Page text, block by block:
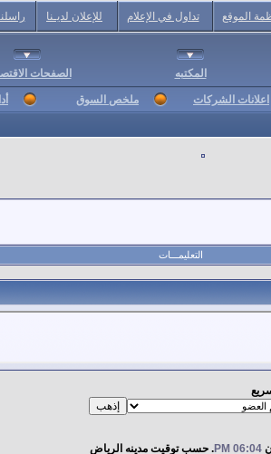
الموقع تداول في الإعلام للإعلان لديـنا
المكتبه الصفحات
اعلانات الشركات ملخص السوق
التعليمـــات
06:04 PM . حسب توقيت مدينه الرياض